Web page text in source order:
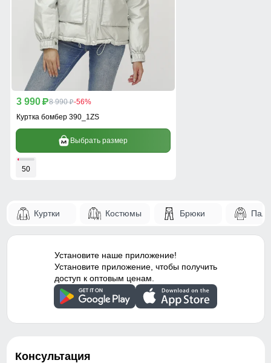
3 990 p8 990 p-56%
Куртка бомбер 390_1ZS
Выбрать размер
50
Куртки Костюмы Брюки
Установите наше приложение!
Установите приложение, чтобы получить
доступ к оптовым ценам.
Консультация